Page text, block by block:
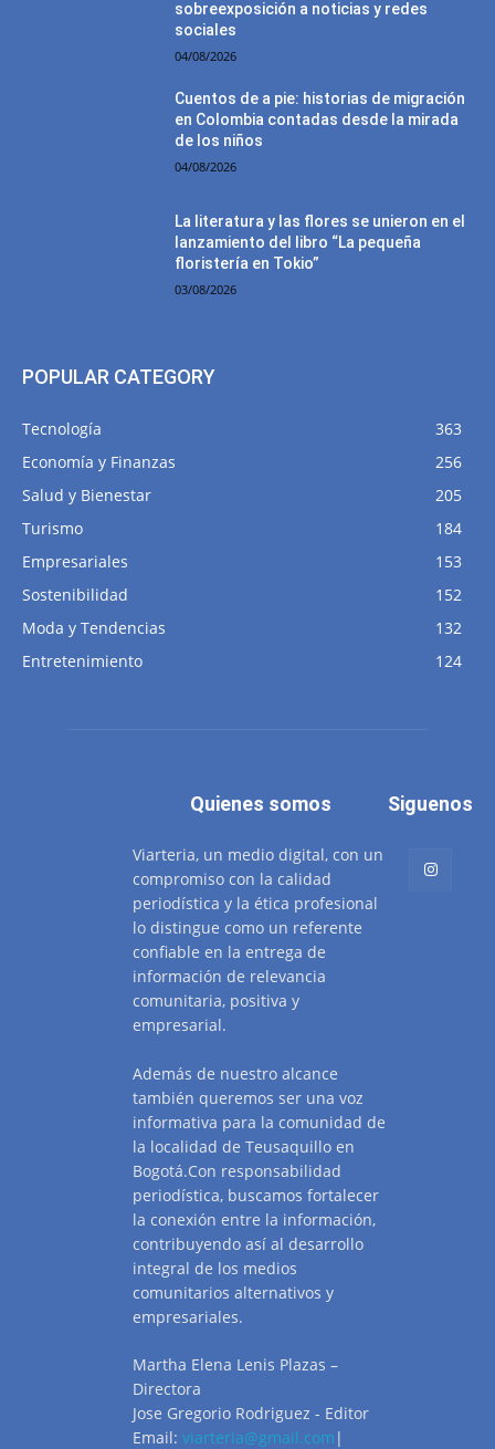
sobreexposición a noticias y redes
sociales
04/08/2026
Cuentos de a pie: historias de migración
en Colombia contadas desde la mirada
de los niños
04/08/2026
La literatura y las flores se unieron en el
lanzamiento del libro “La pequeña
floristería en Tokio”
03/08/2026
POPULAR CATEGORY
Tecnología
363
Economía y Finanzas
256
Salud y Bienestar
205
Turismo
184
Empresariales
153
Sostenibilidad
152
Moda y Tendencias
132
Entretenimiento
124
Quienes somos
Viarteria, un medio digital, con un
compromiso con la calidad
periodística y la ética profesional
lo distingue como un referente
confiable en la entrega de
información de relevancia
comunitaria, positiva y
empresarial.
Además de nuestro alcance
también queremos ser una voz
informativa para la comunidad de
la localidad de Teusaquillo en
Bogotá.Con responsabilidad
periodística, buscamos fortalecer
la conexión entre la información,
contribuyendo así al desarrollo
integral de los medios
comunitarios alternativos y
empresariales.
Martha Elena Lenis Plazas –
Directora
Jose Gregorio Rodriguez - Editor
Email: viarteria@gmail.com |
Siguenos